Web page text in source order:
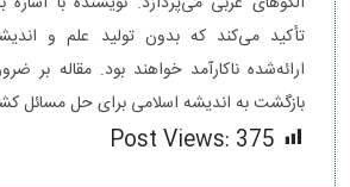
تأکید می‌کند که بدون تولید علم و
ارائه‌شده ناکارآمد خواهند بود. مقاله بر
بازگشت به اندیشه اسلامی برای حل مسائل
Post Views: 375